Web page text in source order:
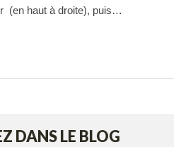
(en haut à droite), puis…
DANS LE BLOG